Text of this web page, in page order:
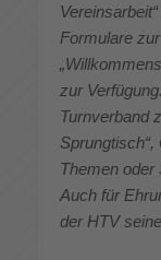
Formulare
zur
Turnverband
Themen oder
Auch für
der HTV